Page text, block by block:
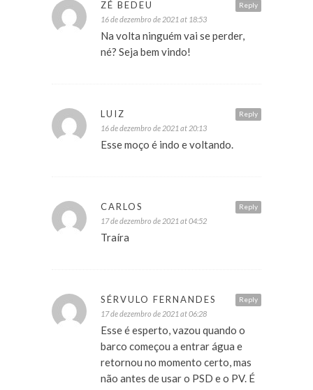
Reply
ZÉ BEDEU
16 de dezembro de 2021 at 18:53
Na volta ninguém vai se perder,
né? Seja bem vindo!
Reply
LUIZ
16 de dezembro de 2021 at 20:13
Esse moço é indo e voltando.
Reply
CARLOS
17 de dezembro de 2021 at 04:52
Traíra
Reply
SÉRVULO FERNANDES
17 de dezembro de 2021 at 06:28
Esse é esperto, vazou quando o
barco começou a entrar água e
retornou no momento certo, mas
não antes de usar o PSD e o PV. É